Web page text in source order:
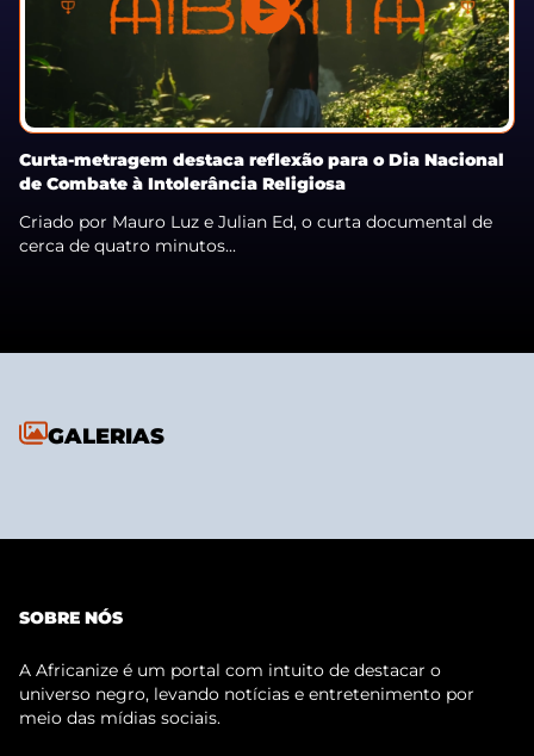
Curta-metragem destaca reflexão para o Dia Nacional
de Combate à Intolerância Religiosa
Criado por Mauro Luz e Julian Ed, o curta documental de
cerca de quatro minutos...
GALERIAS
SOBRE NÓS
A Africanize é um portal com intuito de destacar o
universo negro, levando notícias e entretenimento por
meio das mídias sociais.